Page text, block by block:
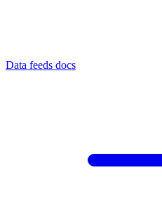
Data feeds docs